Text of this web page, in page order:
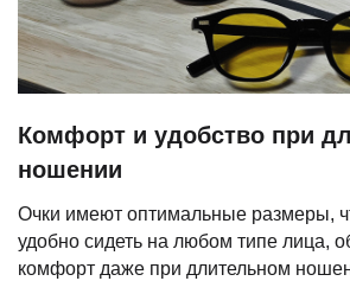
Комфорт и удобство при
ношении
Очки имеют оптимальные размеры,
удобно сидеть на любом типе лица,
комфорт даже при длительном